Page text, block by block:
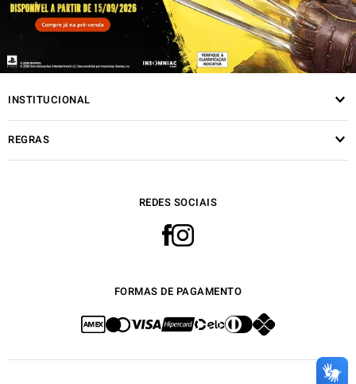
INSTITUCIONAL
REGRAS
REDES SOCIAIS
FORMAS DE PAGAMENTO